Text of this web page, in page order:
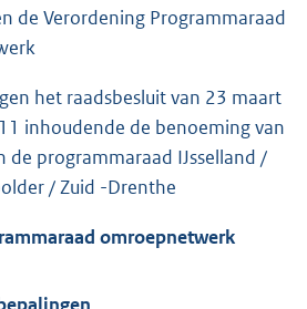
de Verordening Programmaraad
het raadsbesluit van 23 maart
inhoudende de benoeming van
de programmaraad IJsselland /
/ Zuid -Drenthe
omroepnetwerk